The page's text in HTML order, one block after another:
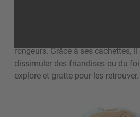
rongeurs. Grâce à ses cachettes, il
dissimuler des friandises ou du
explore et gratte pour les retrouver.